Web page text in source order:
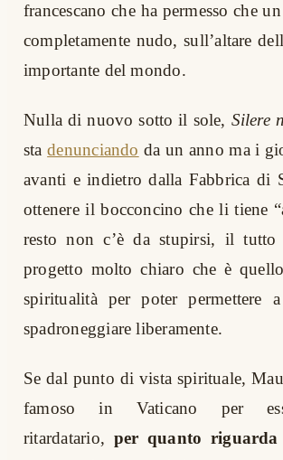
francescano che ha permesso che un
completamente nudo, sull’altare
importante del mondo.
Nulla di nuovo sotto il sole, Silere
stadenunciando da un anno ma i
avanti e indietro dalla Fabbrica di
ottenere il bocconcino che li tiene
resto non c’è da stupirsi, il
progetto molto chiaro che è
spiritualità per poter permettere
spadroneggiare liberamente.
Se dal punto di vista spirituale,
famoso in Vaticano per
ritardatario, per quanto